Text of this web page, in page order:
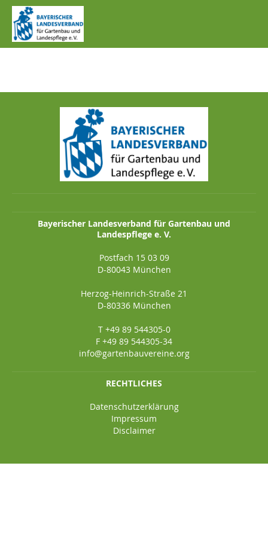
IMG_0203.JPG
Bayerischer Landesverband für Gartenbau und
Landespflege e. V.
Postfach 15 03 09
D-80043 München
Herzog-Heinrich-Straße 21
D-80336 München
T +49 89 544305-0
F +49 89 544305-34
info@gartenbauvereine.org
RECHTLICHES
Datenschutzerklärung
Impressum
Disclaimer